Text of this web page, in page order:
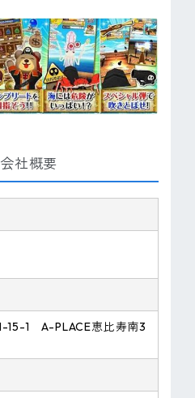
社概要
15-1 A-PLACE恵比寿南3